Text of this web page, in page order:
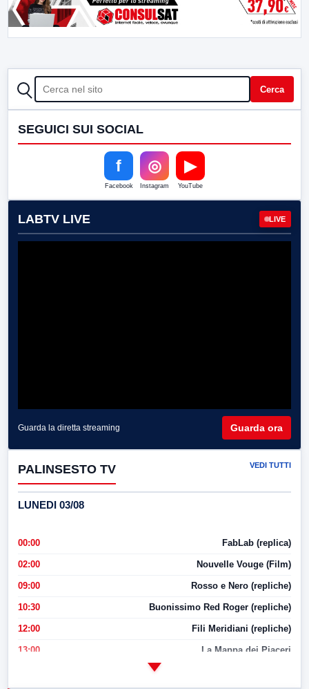
CERCA Cerca
SEGUICI SUI SOCIAL
f
Facebook
◎
Instagram
▶
YouTube
LABTV LIVE LIVE
Guarda la diretta streaming Guarda ora
PALINSESTO TV VEDI TUTTI
LUNEDI 03/08
00:00 FabLab (replica)
02:00 Nouvelle Vouge (Film)
09:00 Rosso e Nero (repliche)
10:30 Buonissimo Red Roger (repliche)
12:00 Fili Meridiani (repliche)
13:00 La Mappa dei Piaceri